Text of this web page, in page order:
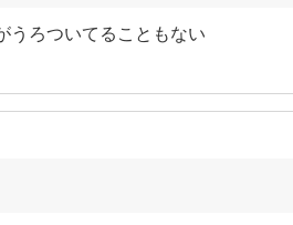
うろついてることもない